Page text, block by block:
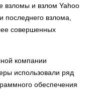
взломы и взлом Yahoo
взлома,
совершенных
компании
использовали ряд
обеспечения